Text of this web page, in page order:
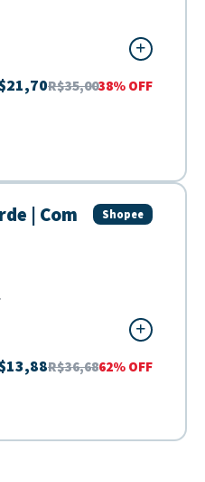
R$35,0038% OFF
| Com
Shopee
R$36,6862% OFF